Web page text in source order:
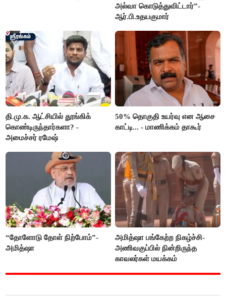
அல்வா கொடுத்துவிட்டார்”-
ஆர்.பி.உதயகுமார்
தி.மு.க. ஆட்சியில் தூங்கிக்
கொண்டிருந்தார்களா? -
அமைச்சர் ரமேஷ்
50% தொகுதி உயர்வு என ஆசை
காட்டி... - மாணிக்கம் தாகூர்
“தோளோடு தோள் நிற்போம்”-
அமித்ஷா
அமித்ஷா பங்கேற்ற நிகழ்ச்சி-
அணிவகுப்பில் நின்றிருந்த
காவலர்கள் மயக்கம்